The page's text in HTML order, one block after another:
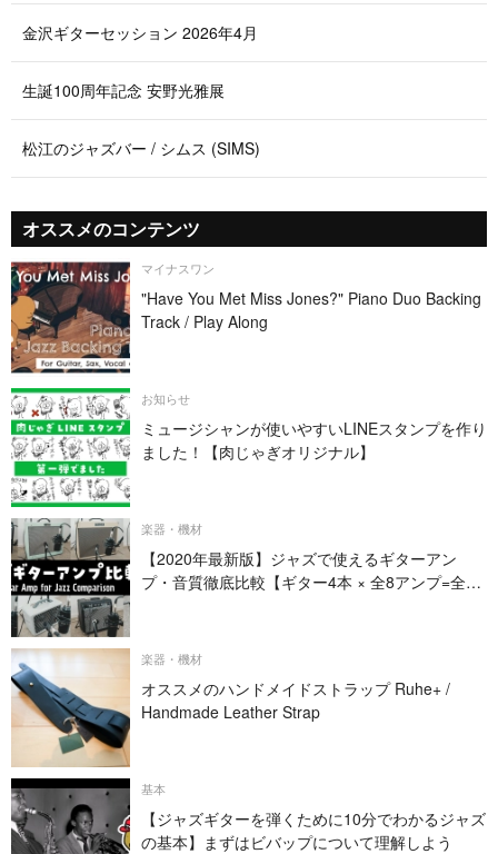
金沢ギターセッション 2026年4月
生誕100周年記念 安野光雅展
松江のジャズバー / シムス (SIMS)
オススメのコンテンツ
マイナスワン
"Have You Met Miss Jones?" Piano Duo Backing
Track / Play Along
お知らせ
ミュージシャンが使いやすいLINEスタンプを作り
ました！【肉じゃぎオリジナル】
楽器・機材
【2020年最新版】ジャズで使えるギターアン
プ・音質徹底比較【ギター4本 × 全8アンプ=全32
楽器・機材
オススメのハンドメイドストラップ Ruhe+ /
Handmade Leather Strap
基本
【ジャズギターを弾くために10分でわかるジャズ
の基本】まずはビバップについて理解しよう